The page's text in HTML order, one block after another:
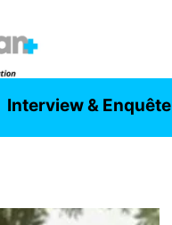
Interview & Enquête